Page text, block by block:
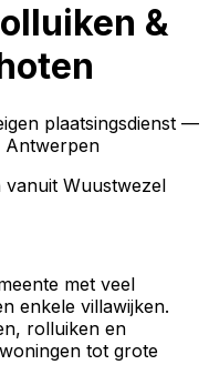
&
plaatsingsdienst —
Antwerpen
vanuit Wuustwezel
met veel
enkele villawijken.
rolluiken en
tot grote